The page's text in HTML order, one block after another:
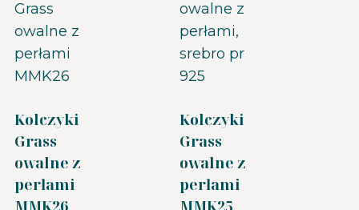
Kolczyki
Grass
owalne z
perłami
MMK26
Kolczyki
Grass
owalne z
perłami
MMK25